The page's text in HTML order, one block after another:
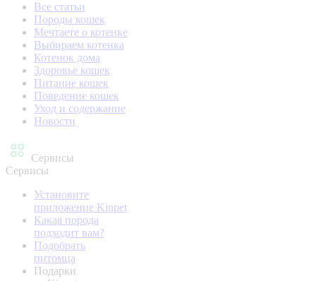
Все статьи
Породы кошек
Мечтаете о котенке
Выбираем котенка
Котенок дома
Здоровье кошек
Питание кошек
Поведение кошек
Уход и содержание
Новости
Сервисы
Сервисы
Установите
приложение Kinpet
Какая порода
подходит вам?
Подобрать
питомца
Подарки